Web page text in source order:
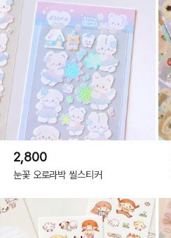
2,800
눈꽃 오로라박 씰스티커